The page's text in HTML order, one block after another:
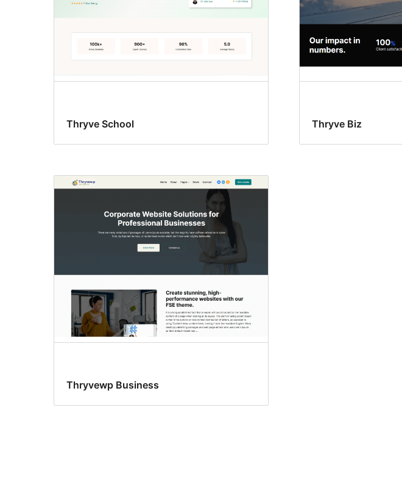
Thryve School Thryve Biz
Thryvewp Business